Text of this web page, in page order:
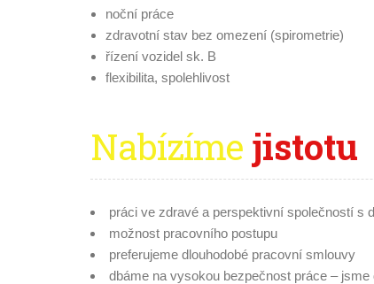
noční práce
zdravotní stav bez omezení (spirometrie)
řízení vozidel sk. B
flexibilita, spolehlivost
Nabízíme jistotu
práci ve zdravé a perspektivní společností s
možnost pracovního postupu
preferujeme dlouhodobé pracovní smlouvy
dbáme na vysokou bezpečnost práce – jsme